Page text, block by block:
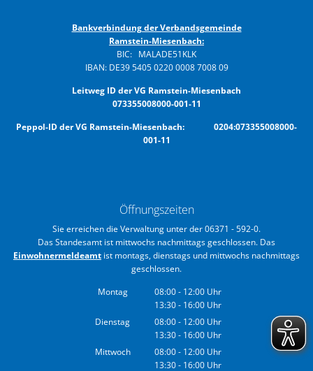
Bankverbindung der Verbandsgemeinde
Ramstein-Miesenbach:
BIC: MALADE51KLK
IBAN: DE39 5405 0220 0008 7008 09
Leitweg ID der VG Ramstein-Miesenbach
073355008000-001-11
Peppol-ID der VG Ramstein-Miesenbach: 0204:073355008000-
001-11
Öffnungszeiten
Sie erreichen die Verwaltung unter der 06371 - 592-0.
Das Standesamt ist mittwochs nachmittags geschlossen. Das
Einwohnermeldeamt ist montags, dienstags und mittwochs nachmittags
geschlossen.
Montag
08:00- 12:00 Uhr
Von 08:00 bis 12:00 Uhr
13:30- 16:00 Uhr
Von 13:30 bis 16:00 Uhr
Dienstag 08:00- 12:00 Uhr
Von 08:00 bis 12:00 Uhr
13:30- 16:00 Uhr
Von 13:30 bis 16:00 Uhr
Mittwoch 08:00- 12:00 Uhr
Von 08:00 bis 12:00 Uhr
13:30- 16:00 Uhr